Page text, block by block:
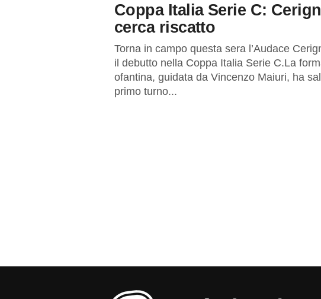
Coppa Italia Serie C:
cerca riscatto
Torna in campo questa sera l’Audace
il debutto nella Coppa Italia Serie C.La
ofantina, guidata da Vincenzo Maiuri, ha
primo turno...